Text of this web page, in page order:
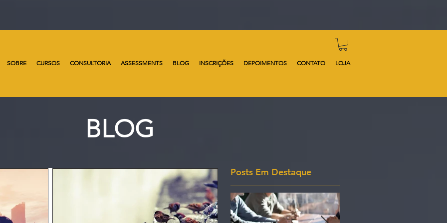
SOBRE CURSOS CONSULTORIA ASSESSMENTS BLOG INSCRIÇÕES DEPOIMENTOS CONTATO LOJA
BLOG
Posts Em Destaque